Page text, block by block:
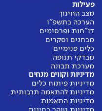
פעילות
מצב החינוך
הערכה בתשפ"ו
דו"חות ופרסומים
מבחנים וסקרים
כלים פנימיים
מבדקי תנופה
מערכת תבונה
מדיניות וקווים מנחים
מדיניות פיתוח כלים
מדיניות להתאמה תרבותית
מדיניות התאמות